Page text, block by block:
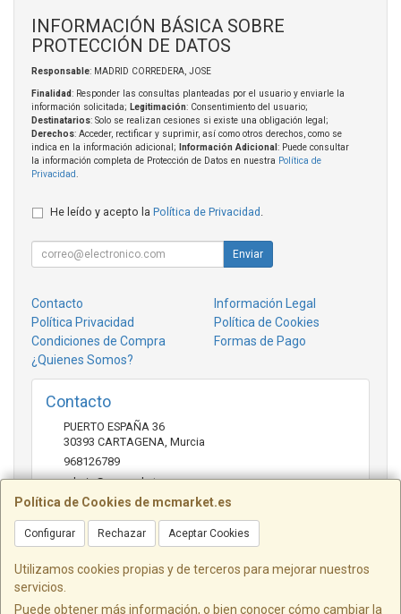
Política de Cookies de mcmarket.es
Configurar Rechazar Aceptar Cookies
Utilizamos cookies propias y de terceros para mejorar nuestros
servicios.
Puede obtener más información, o bien conocer cómo cambiar la
INFORMACIÓN BÁSICA SOBRE
PROTECCIÓN DE DATOS
Responsable: MADRID CORREDERA, JOSE
Finalidad: Responder las consultas planteadas por el usuario y enviarle la
información solicitada; Legitimación: Consentimiento del usuario;
Destinatarios: Solo se realizan cesiones si existe una obligación legal;
Derechos: Acceder, rectificar y suprimir, así como otros derechos, como se
indica en la información adicional;
Información Adicional : Puede consultar
la información completa de Protección de Datos en nuestra Política de
Privacidad
He leído y acepto la Política de Privacidad
Enviar
Contacto
Información Legal
Política Privacidad
Política de Cookies
Condiciones de Compra
Formas de Pago
¿Quienes Somos?
Contacto
PUERTO ESPAÑA 36
30393 CARTAGENA Murcia
968126789
admin@mcmarket.es
Horario
09:00-14:00